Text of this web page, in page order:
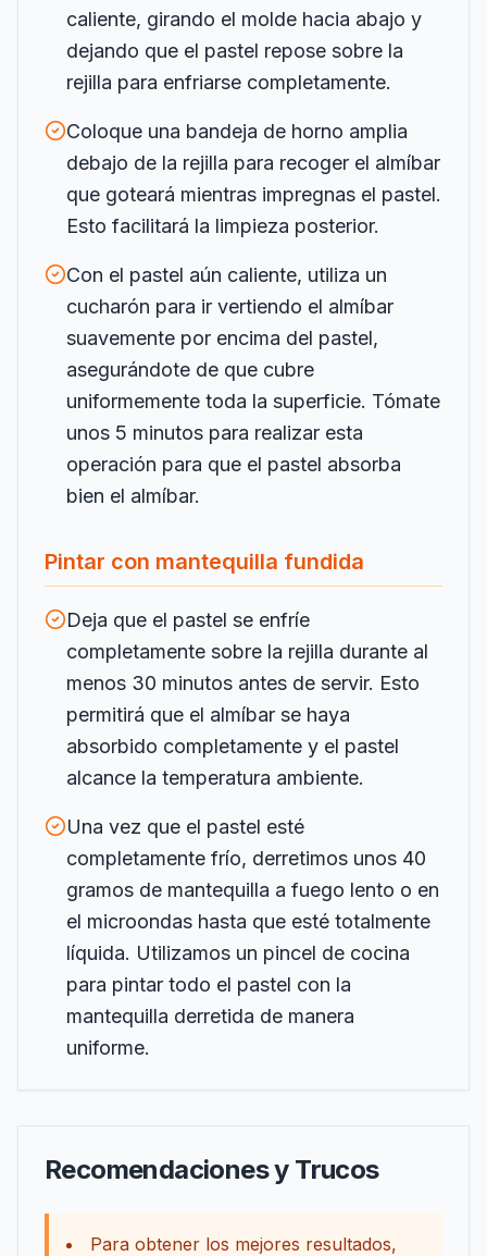
caliente, girando el molde hacia abajo y
dejando que el pastel repose sobre la
rejilla para enfriarse completamente.
Coloque una bandeja de horno amplia
debajo de la rejilla para recoger el almíbar
que goteará mientras impregnas el pastel.
Esto facilitará la limpieza posterior.
Con el pastel aún caliente, utiliza un
cucharón para ir vertiendo el almíbar
suavemente por encima del pastel,
asegurándote de que cubre
uniformemente toda la superficie. Tómate
unos 5 minutos para realizar esta
operación para que el pastel absorba
bien el almíbar.
Pintar con mantequilla fundida
Deja que el pastel se enfríe
completamente sobre la rejilla durante al
menos 30 minutos antes de servir. Esto
permitirá que el almíbar se haya
absorbido completamente y el pastel
alcance la temperatura ambiente.
Una vez que el pastel esté
completamente frío, derretimos unos 40
gramos de mantequilla a fuego lento o en
el microondas hasta que esté totalmente
líquida. Utilizamos un pincel de cocina
para pintar todo el pastel con la
mantequilla derretida de manera
uniforme.
Recomendaciones y Trucos
Para obtener los mejores resultados,